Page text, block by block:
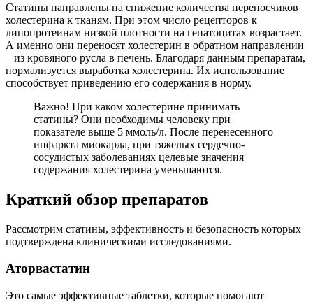
Статины направлены на снижение количества переносчиков
холестерина к тканям. При этом число рецепторов к
липопротеинам низкой плотности на гепатоцитах возрастает.
А именно они переносят холестерин в обратном направлении
– из кровяного русла в печень. Благодаря данным препаратам,
нормализуется выработка холестерина. Их использование
способствует приведению его содержания в норму.
Важно! При каком холестерине принимать
статины? Они необходимы человеку при
показателе выше 5 ммоль/л. После перенесенного
инфаркта миокарда, при тяжелых сердечно-
сосудистых заболеваниях целевые значения
содержания холестерина уменьшаются.
Краткий обзор препаратов
Рассмотрим статины, эффективность и безопасность которых
подтверждена клиническими исследованиями.
Аторвастатин
Это самые эффективные таблетки, которые помогают